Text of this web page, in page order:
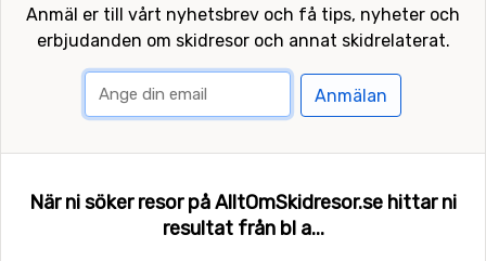
Anmäl er till vårt nyhetsbrev och få tips, nyheter och
erbjudanden om skidresor och annat skidrelaterat.
Anmälan
När ni söker resor på AlltOmSkidresor.se hittar ni
resultat från bl a...